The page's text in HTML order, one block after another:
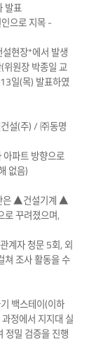
발표
으로 지목 -
현장*에서 발생
위원장 박종일 교
일(목) 발표하였
설(주) / ㈜동명
파트 방향으로
없음)
은 ▲건설기계 ▲
꾸려졌으며,
계자 청문 5회, 외
쳐 조사 활동을 수
백스테이(이하
정에서 지지대 실
정밀 검증을 진행